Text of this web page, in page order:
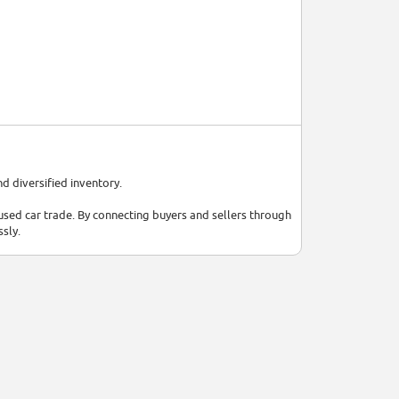
diversified inventory.
car trade. By connecting buyers and sellers through